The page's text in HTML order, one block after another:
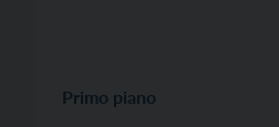
Primo piano